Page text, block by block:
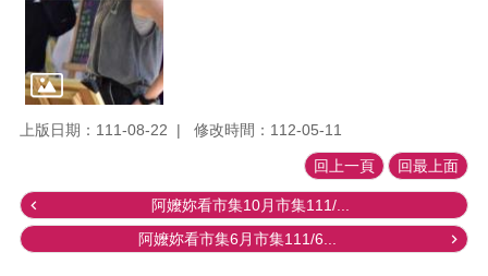
上版日期：111-08-22 修改時間：112-05-11
回上一頁 回最上面
阿嬤妳看市集10月市集111/...
阿嬤妳看市集6月市集111/6...